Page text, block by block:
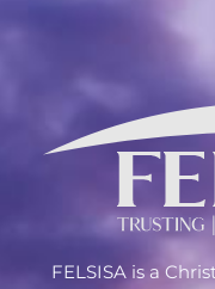
FELSISA is a